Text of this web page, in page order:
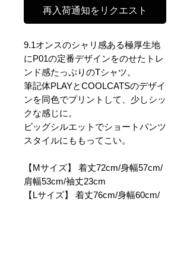
再入荷通知をリクエスト
9.1オンスのシャリ感ある極厚生地
にP01の定番デザインをのせたトレ
ンド感たっぷりのTシャツ。
筆記体PLAYとCOOLCATSのデザイ
ンを同色でプリントして、少しシッ
クな感じに。
ビッグシルエットでショートパンツ
スタイルにももってこい。
【Mサイズ】 着丈72cm/身幅57cm/
肩幅53cm/袖丈23cm
【Lサイズ】 着丈76cm/身幅60cm/